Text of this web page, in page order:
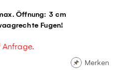
Öffnung: 3 cm
Fugen!
Merken